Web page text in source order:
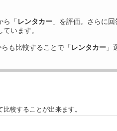
ら「 レンタカー 」を評価。さらに
います。
も比較することで「 レンタカー 」
較することが出来ます。